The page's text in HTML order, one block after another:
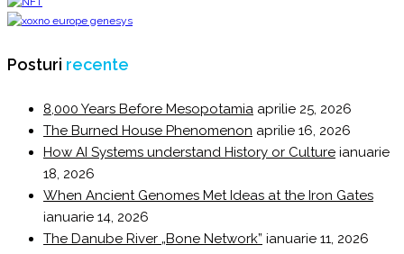
Posturi recente
8,000 Years Before Mesopotamia aprilie 25, 2026
The Burned House Phenomenon aprilie 16, 2026
How AI Systems understand History or Culture ianuarie
18, 2026
When Ancient Genomes Met Ideas at the Iron Gates
ianuarie 14, 2026
The Danube River „Bone Network” ianuarie 11, 2026